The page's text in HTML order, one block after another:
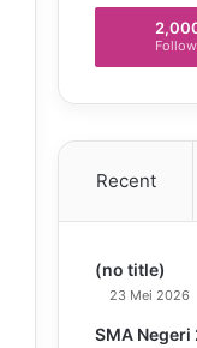
Recent
(no title)
23 Mei 2026
SMA